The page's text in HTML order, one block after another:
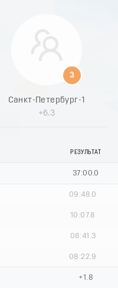
6
8
3
Санкт-Петербург-1
+6.3
РЕЗУЛЬТАТ
37:00.0
09:48.0
10:07.8
08:41.3
08:22.9
+1.8